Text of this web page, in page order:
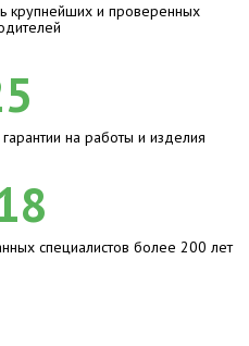
крупнейших и проверенных
на работы и изделия
специалистов более 200 лет